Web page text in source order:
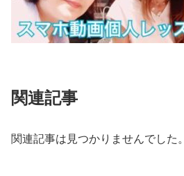
関連記事
関連記事は見つかりませんでした。